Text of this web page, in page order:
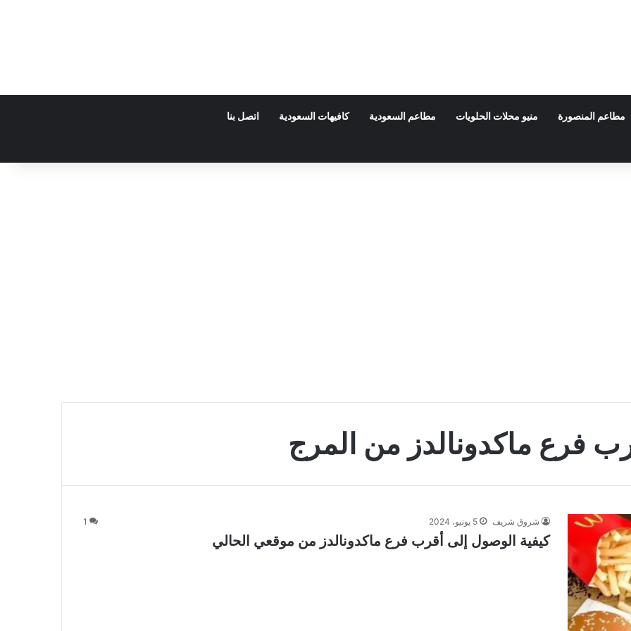
مطاعم المنصورة منيو محلات الحلويات مطاعم السعودية كافيهات السعودية اتصل بنا
فرع ماكدونالدز من المرج
شروق شريف 5 يونيو، 2024 1
كيفية الوصول إلى أقرب فرع ماكدونالدز من موقعي الحالي